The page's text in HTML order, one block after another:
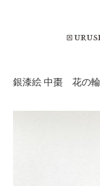
銀漆絵 中棗 花の輪